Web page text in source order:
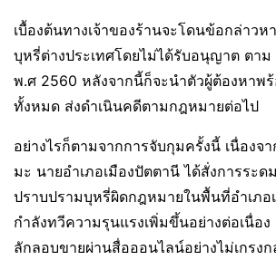
เบื้องต้นทางเจ้าของร้านจะโดนข้อกล่าวห
บุหรี่ต่างประเทศโดยไม่ได้รับอนุญาต ตา
พ.ศ 2560 หลังจากนี้ก็จะนำตัวผู้ต้องหาพ
ทั้งหมด ส่งดำเนินคดีตามกฎหมายต่อไป
อย่างไรก็ตามจากการจับกุมครั้งนี้ เนื่องจ
มะ นายอำเภอเมืองปัตตานี ได้สั่งการระด
ปราบปรามบุหรี่ผิดกฎหมายในพื้นที่อำเภอ
กำลังทวีความรุนแรงเพิ่มขึ้นอย่างต่อเนื่อง
ลักลอบขายผ่านสื่อออนไลน์อย่างไม่เกรง